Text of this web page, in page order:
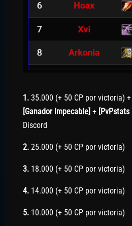
1. 35.000 (+ 50 CP por victoria)
[Ganador Impecable] + [PvPstats
Discord
2. 25.000 (+ 50 CP por victoria)
3. 18.000 (+ 50 CP por victoria)
4. 14.000 (+ 50 CP por victoria)
5. 10.000 (+ 50 CP por victoria)